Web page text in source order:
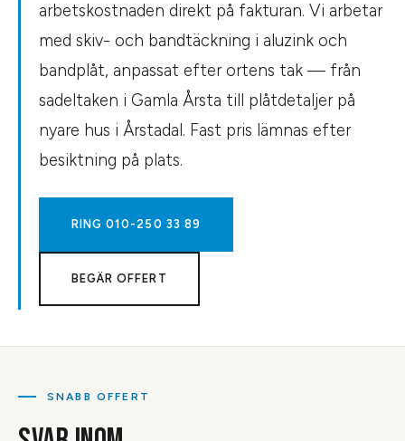
arbetskostnaden direkt på fakturan. Vi arbetar
med skiv- och bandtäckning i aluzink och
bandplåt, anpassat efter ortens tak — från
sadeltaken i Gamla Årsta till plåtdetaljer på
nyare hus i Årstadal. Fast pris lämnas efter
besiktning på plats.
RING010-250 33 89
BEGÄR OFFERT
SNABB OFFERT